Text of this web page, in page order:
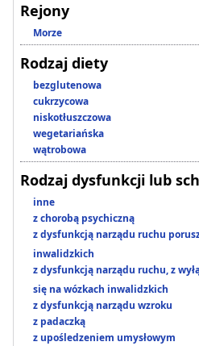
Rejony
Morze
Rodzaj diety
bezglutenowa
cukrzycowa
niskotłuszczowa
wegetariańska
wątrobowa
Rodzaj dysfunkcji lub
inne
z chorobą psychiczną
z dysfunkcją narządu ruchu
inwalidzkich
z dysfunkcją narządu ruchu, z
się na wózkach inwalidzkich
z dysfunkcją narządu wzroku
z padaczką
z upośledzeniem umysłowym